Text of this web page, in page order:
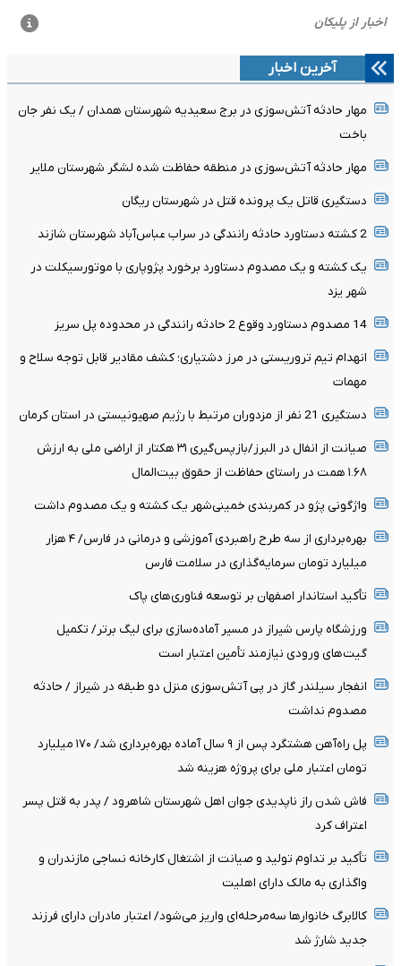
آخرین اخبار
مهار حادثه آتش‌سوزی در برج سعیدیه شهرستان همدان / یک نفر جان
باخت
مهار حادثه آتش‌سوزی در منطقه حفاظت شده لشگر شهرستان ملایر
دستگیری قاتل یک پرونده قتل در شهرستان ریگان
2 کشته دستاورد حادثه رانندگی در سراب عباس‌آباد شهرستان شازند
یک کشته و یک مصدوم دستاورد برخورد پژوپاری با موتورسیکلت در
شهر یزد
14 مصدوم دستاورد وقوع 2 حادثه رانندگی در محدوده پل سریز
انهدام تیم تروریستی در مرز دشتیاری؛ کشف مقادیر قابل توجه سلاح و
مهمات
دستگیری 21 نفر از مزدوران مرتبط با رژیم صهیونیستی در استان کرمان
صیانت از انفال در البرز/بازپس‌گیری ۳۱ هکتار از اراضی ملی به ارزش
۱.۶۸ همت در راستای حفاظت از حقوق بیت‌المال
واژگونی پژو در کمربندی خمینی‌شهر یک کشته و یک مصدوم داشت
بهره‌برداری از سه طرح راهبردی آموزشی و درمانی در فارس/ ۴ هزار
میلیارد تومان سرمایه‌گذاری در سلامت فارس
تأکید استاندار اصفهان بر توسعه فناوری‌های پاک
ورزشگاه پارس شیراز در مسیر آماده‌سازی برای لیگ برتر/ تکمیل
گیت‌های ورودی نیازمند تأمین اعتبار است
انفجار سیلندر گاز در پی آتش‌سوزی منزل دو طبقه در شیراز / حادثه
مصدوم نداشت
پل راه‌آهن هشتگرد پس از ۹ سال آماده بهره‌برداری شد/ ۱۷۰ میلیارد
تومان اعتبار ملی برای پروژه هزینه شد
فاش شدن راز ناپدیدی جوان اهل شهرستان شاهرود / پدر به قتل پسر
اعتراف کرد
تأکید بر تداوم تولید و صیانت از اشتغال کارخانه نساجی مازندران و
واگذاری به مالک دارای اهلیت
کالابرگ خانوارها سه‌مرحله‌ای واریز می‌شود/ اعتبار مادران دارای فرزند
جدید شارژ شد